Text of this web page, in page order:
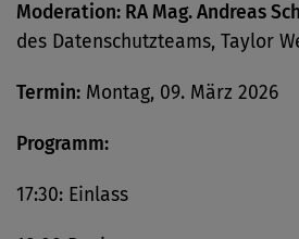
Moderation: RA Mag. Andreas
des Datenschutzteams, Taylor
Termin: Montag, 09. März 2026
Programm:
17:30: Einlass